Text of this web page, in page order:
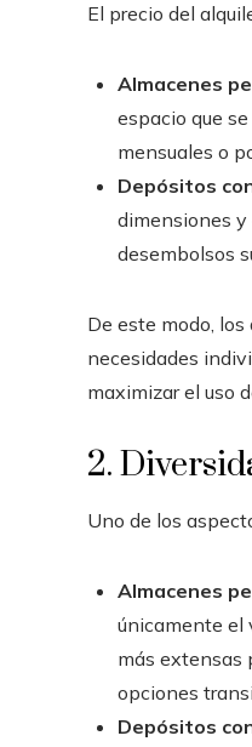
El precio del
Almacenes
espacio que
mensuales o
Depósitos
dimensiones y
desembolsos
De este modo,
necesidades
maximizar el uso
2.
Uno de los
Almacenes
únicamente el
más extensas
opciones
Depósitos